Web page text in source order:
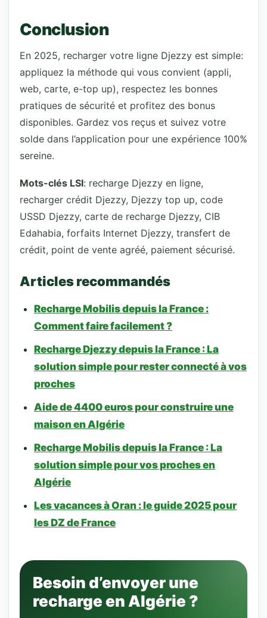
Conclusion
En 2025, recharger votre ligne Djezzy est simple:
appliquez la méthode qui vous convient (appli,
web, carte, e-top up), respectez les bonnes
pratiques de sécurité et profitez des bonus
disponibles. Gardez vos reçus et suivez votre
solde dans l’application pour une expérience 100%
sereine.
Mots-clés LSI: recharge Djezzy en ligne,
recharger crédit Djezzy, Djezzy top up, code
USSD Djezzy, carte de recharge Djezzy, CIB
Edahabia, forfaits Internet Djezzy, transfert de
crédit, point de vente agréé, paiement sécurisé.
Articles recommandés
Recharge Mobilis depuis la France :
Comment faire facilement ?
Recharge Djezzy depuis la France : La
solution simple pour rester connecté à vos
proches
Aide de 4400 euros pour construire une
maison en Algérie
Recharge Mobilis depuis la France : La
solution simple pour vos proches en
Algérie
Les vacances à Oran : le guide 2025 pour
les DZ de France
Besoin d’envoyer une
recharge en Algérie ?